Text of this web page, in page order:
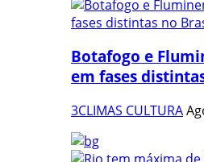
Botafogo e
em fases
3CLIMAS CULTURA